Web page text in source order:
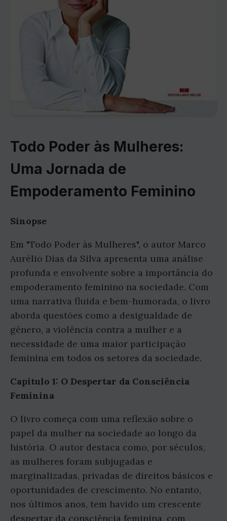
Todo Poder às Mulheres:
Uma Jornada de
Empoderamento Feminino
Sinopse
Em "Todo Poder às Mulheres", o autor Marco
Aurélio Dias da Silva apresenta uma análise
profunda e envolvente sobre a importância do
empoderamento feminino na sociedade. Com
uma narrativa fluida e bem-humorada, o livro
aborda questões como a desigualdade de
gênero, a violência contra a mulher e a
necessidade de uma maior participação
feminina em todos os setores da sociedade.
Capítulo 1: O Despertar da Consciência
Feminina
O livro começa com uma reflexão sobre o
papel da mulher na sociedade ao longo da
história. O autor destaca como, por séculos,
as mulheres foram subjugadas e
marginalizadas, privadas de direitos básicos e
oportunidades de crescimento. No entanto,
nos últimos anos, tem havido um crescente
despertar da consciência feminina, com